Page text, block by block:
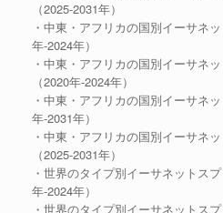
（2025-2031年）
・中東・アフリカの国別イーサネ
年-2024年）
・中東・アフリカの国別イーサネ
（2020年-2024年）
・中東・アフリカの国別イーサネ
年-2031年）
・中東・アフリカの国別イーサネ
（2025-2031年）
・世界のタイプ別イーサネットス
年-2024年）
・世界のタイプ別イーサネットス